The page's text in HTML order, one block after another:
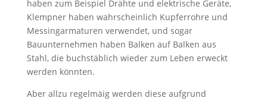
haben zum Beispiel Drähte und elektrische Geräte,
Klempner haben wahrscheinlich Kupferrohre und
Messingarmaturen verwendet, und sogar
Bauunternehmen haben Balken auf Balken aus
Stahl, die buchstäblich wieder zum Leben erweckt
werden könnten.
Aber allzu regelmäig werden diese aufgrund